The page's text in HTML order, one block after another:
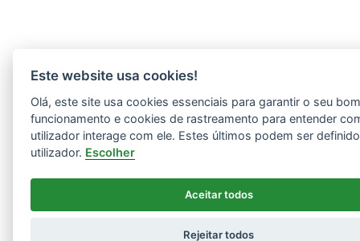
Este website usa cookies!
Olá, este site usa cookies essenciais para garantir o seu
funcionamento e cookies de rastreamento para entender
utilizador interage com ele. Estes últimos podem ser
utilizador. Escolher
Aceitar todos
Rejeitar todos